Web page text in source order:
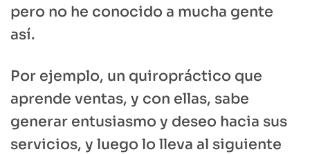
pero no he conocido a mucha gente
así.
Por ejemplo, un quiropráctico que
aprende ventas, y con ellas, sabe
generar entusiasmo y deseo hacia sus
servicios, y luego lo lleva al siguiente